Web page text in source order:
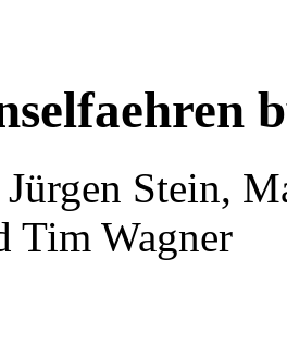
Jürgen Stein,
Tim Wagner